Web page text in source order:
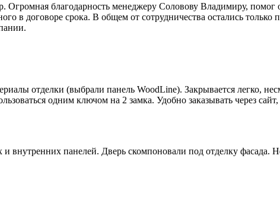
Огромная благодарность менеджеру Соловову Владимиру, помог
в договоре срока. В общем от сотрудничества остались
отделки (выбрали панель WoodLine). Закрывается легко,
одним ключом на 2 замка. Удобно заказывать через
панелей. Дверь скомпоновали под отделку фасада.